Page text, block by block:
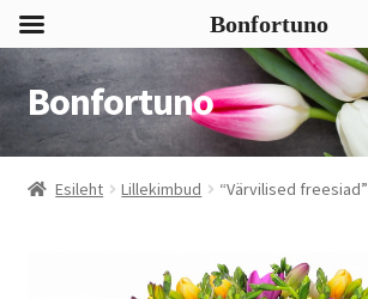
Liigu
navigeerimisele
Liigu
sisu
juurde
Bonfortuno
Esileht Lillekimbud “Värvilised freesiad”
Bonfortuno